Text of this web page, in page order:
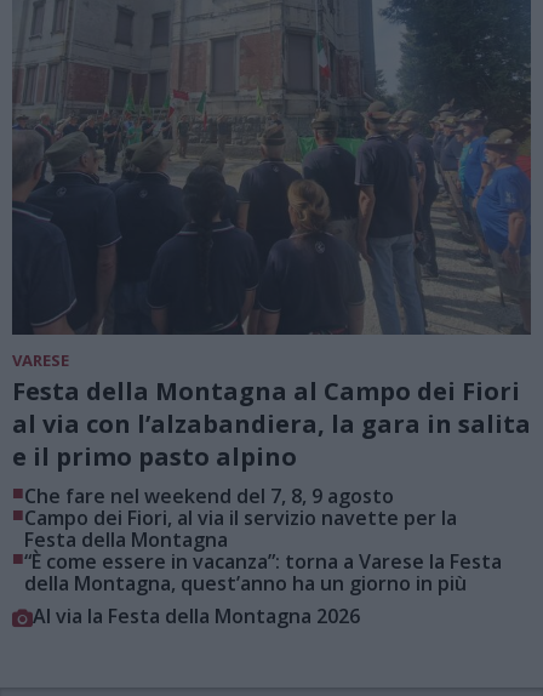
VARESE
Festa della Montagna al Campo dei Fiori
al via con l’alzabandiera, la gara in salita
e il primo pasto alpino
■Che fare nel weekend del 7, 8, 9 agosto
■Campo dei Fiori, al via il servizio navette per la
Festa della Montagna
■“È come essere in vacanza”: torna a Varese la Festa
della Montagna, quest’anno ha un giorno in più
Al via la Festa della Montagna 2026